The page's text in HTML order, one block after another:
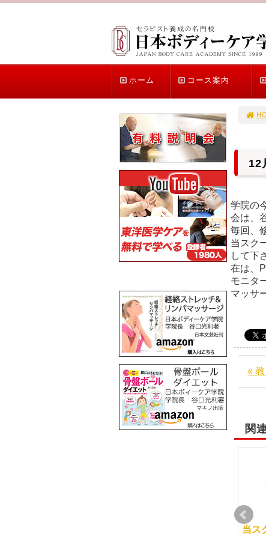
ホーム コース案内
12
学院の
会は、
毎回、
当スク
して下
在は、
モ
マッサ
«
関
当ス